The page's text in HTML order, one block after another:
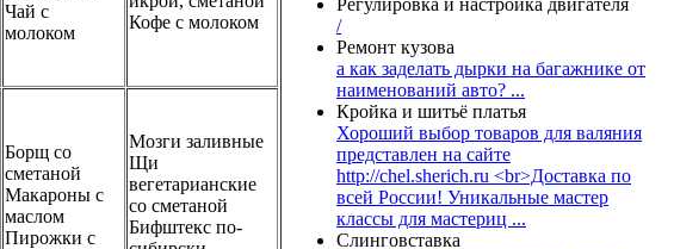
Чай с
молоком
Кофе с молоком
Борщ со
сметаной
Макароны с
маслом
Пирожки с
Мозги заливные
Щи
вегетарианские
со сметаной
Бифштекс по-
Регулировка и настройка двигателя
/
Ремонт кузова
а как заделать дырки на багажнике от
наименований авто? ...
Кройка и шитьё платья
Хороший выбор товаров для валяния
представлен на сайте
http://chel.sherich.ru <br>Доставка по
всей России! Уникальные мастер
классы для мастериц ...
Слинговставка